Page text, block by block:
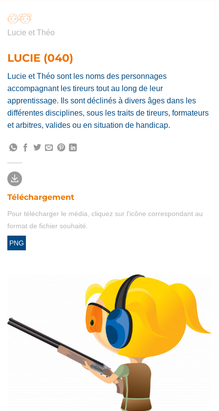
Lucie et Théo
LUCIE (040)
Lucie et Théo sont les noms des personnages
accompagnant les tireurs tout au long de leur
apprentissage. Ils sont déclinés à divers âges dans les
différentes disciplines, sous les traits de tireurs, formateurs
et arbitres, valides ou en situation de handicap.
Téléchargement
Pour télécharger le média, cliquez sur l'icône correspondant au
format de fichier souhaité.
PNG